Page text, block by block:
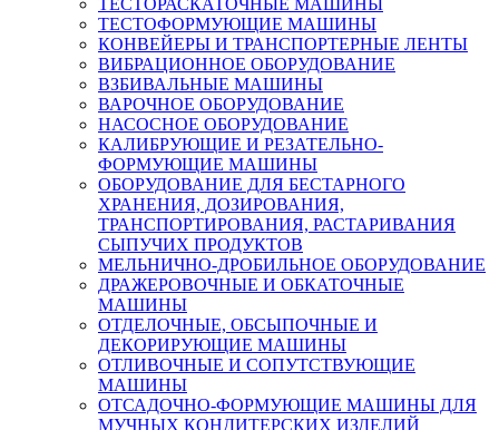
ТЕСТОРАСКАТОЧНЫЕ МАШИНЫ
ТЕСТОФОРМУЮЩИЕ МАШИНЫ
КОНВЕЙЕРЫ И ТРАНСПОРТЕРНЫЕ ЛЕНТЫ
ВИБРАЦИОННОЕ ОБОРУДОВАНИЕ
ВЗБИВАЛЬНЫЕ МАШИНЫ
ВАРОЧНОЕ ОБОРУДОВАНИЕ
НАСОСНОЕ ОБОРУДОВАНИЕ
КАЛИБРУЮЩИЕ И РЕЗАТЕЛЬНО-
ФОРМУЮЩИЕ МАШИНЫ
ОБОРУДОВАНИЕ ДЛЯ БЕСТАРНОГО
ХРАНЕНИЯ, ДОЗИРОВАНИЯ,
ТРАНСПОРТИРОВАНИЯ, РАСТАРИВАНИЯ
СЫПУЧИХ ПРОДУКТОВ
МЕЛЬНИЧНО-ДРОБИЛЬНОЕ ОБОРУДОВАНИЕ
ДРАЖЕРОВОЧНЫЕ И ОБКАТОЧНЫЕ
МАШИНЫ
ОТДЕЛОЧНЫЕ, ОБСЫПОЧНЫЕ И
ДЕКОРИРУЮЩИЕ МАШИНЫ
ОТЛИВОЧНЫЕ И СОПУТСТВУЮЩИЕ
МАШИНЫ
ОТСАДОЧНО-ФОРМУЮЩИЕ МАШИНЫ ДЛЯ
МУЧНЫХ КОНДИТЕРСКИХ ИЗДЕЛИЙ